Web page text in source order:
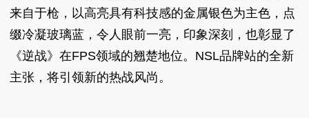
来自于枪，以高亮具有科技感的金属银色为主色，点
缀冷凝玻璃蓝，令人眼前一亮，印象深刻，也彰显了
《逆战》在FPS领域的翘楚地位。NSL品牌站的全新
主张，将引领新的热战风尚。